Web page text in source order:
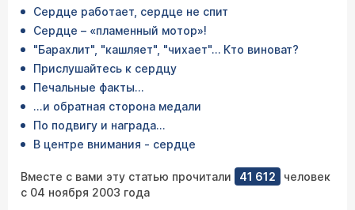
Сердце работает, сердце не спит
Сердце – «пламенный мотор»!
"Барахлит", "кашляет", "чихает"… Кто виноват?
Прислушайтесь к сердцу
Печальные факты...
...и обратная сторона медали
По подвигу и награда...
В центре внимания - сердце
Вместе с вами эту статью прочитали 41 612
человек
с 04 ноября 2003 года